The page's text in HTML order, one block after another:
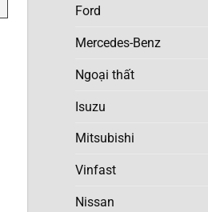
Ford
Mercedes-Benz
Ngoại thất
Isuzu
Mitsubishi
Vinfast
Nissan